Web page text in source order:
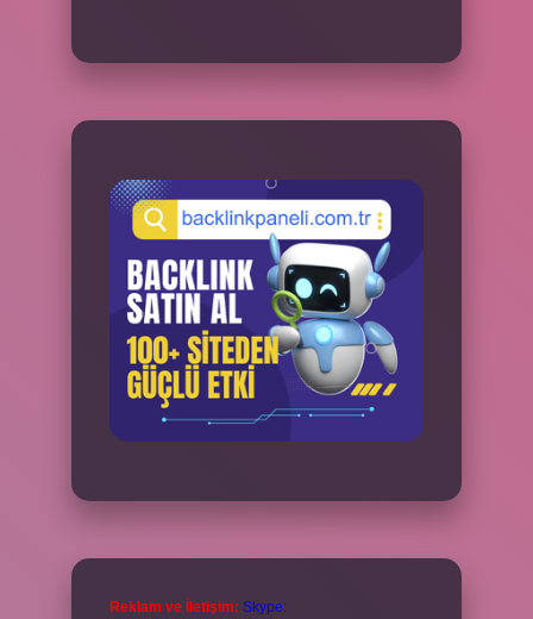
Reklam ve İletişim: Skype: